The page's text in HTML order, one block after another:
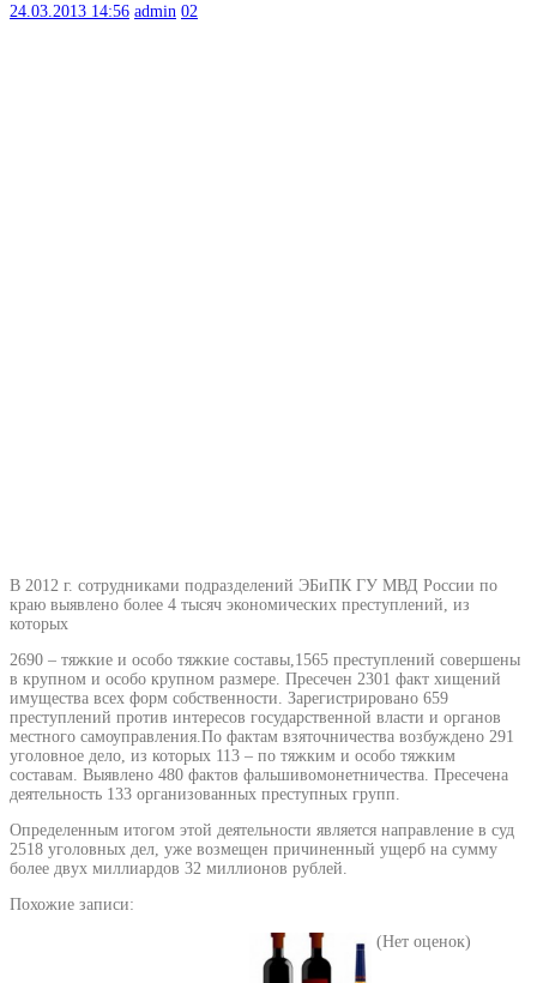
24.03.2013 14:56 admin 02
В 2012 г. сотрудниками подразделений ЭБиПК ГУ МВД России по
краю выявлено более 4 тысяч экономических преступлений, из
которых
2690 – тяжкие и особо тяжкие составы,1565 преступлений совершены
в крупном и особо крупном размере. Пресечен 2301 факт хищений
имущества всех форм собственности. Зарегистрировано 659
преступлений против интересов государственной власти и органов
местного самоуправления.По фактам взяточничества возбуждено 291
уголовное дело, из которых 113 – по тяжким и особо тяжким
составам. Выявлено 480 фактов фальшивомонетничества. Пресечена
деятельность 133 организованных преступных групп.
Определенным итогом этой деятельности является направление в суд
2518 уголовных дел, уже возмещен причиненный ущерб на сумму
более двух миллиардов 32 миллионов рублей.
Похожие записи:
(Нет оценок)